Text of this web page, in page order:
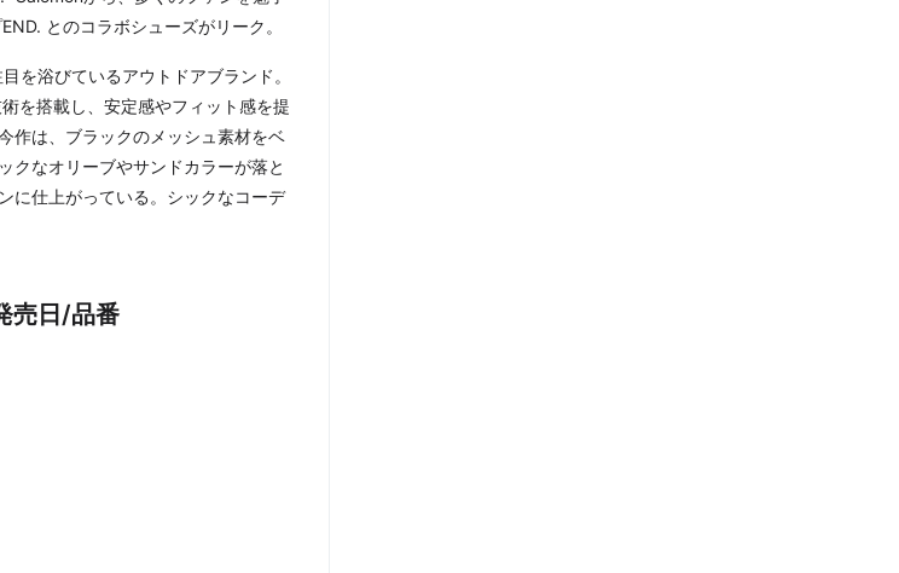
とのコラボシューズがリーク。
を浴びているアウトドアブランド。
を搭載し、安定感やフィット感を提
作は、ブラックのメッシュ素材をベ
クなオリーブやサンドカラーが落と
に仕上がっている。シックなコーデ
売日/品番